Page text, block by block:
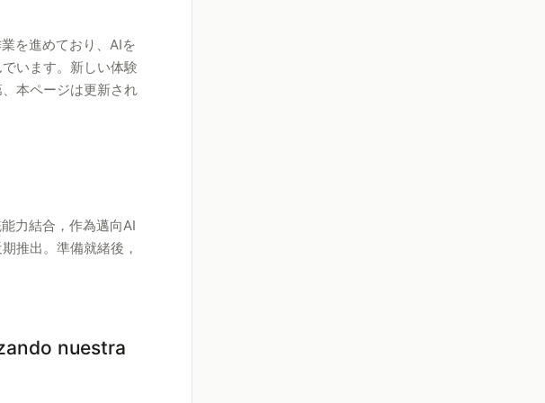
を進めており、AIを
います。新しい体験
本ページは更新され
力結合，作為邁向AI
推出。準備就緒後，
nuestra